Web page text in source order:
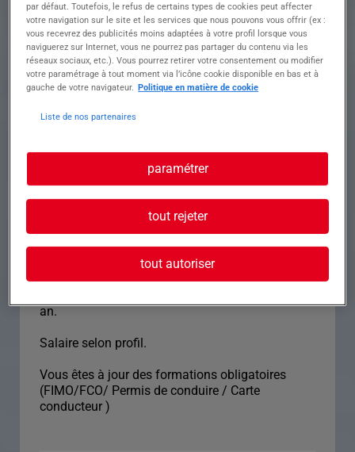
- Vous êtes également apte à effectuer le
sanglage des matériaux à transporter.
Profil recherché
Profil recherché : Vous êtes un chauffeur SPL
Expérience en conduite de camion super lourd
Vous êtes immédiatement disponible et vous
an.
Salaire selon profil.
Vous êtes à jour des formations obligatoires
(FIMO/FCO/ Permis de conduire / Carte
conducteur )
par défaut. Toutefois, le refus de certains types de cookies peut affecter
votre navigation sur le site et les services que nous pouvons vous offrir (ex :
vous recevrez des publicités moins adaptées à votre profil lorsque vous
naviguerez sur Internet, vous ne pourrez pas partager du contenu via les
réseaux sociaux, etc.). Vous pourrez retirer votre consentement ou modifier
votre paramétrage à tout moment via l’icône cookie disponible en bas et à
gauche de votre navigateur. Politique en matière de cookie
Liste de nos partenaires
paramétrer
tout rejeter
tout autoriser